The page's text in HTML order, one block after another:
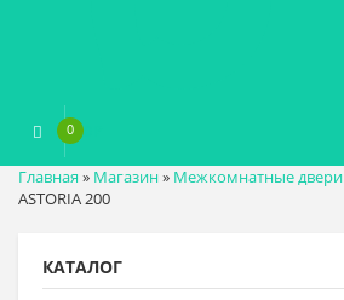
0
Главная » Магазин» Межкомнатные двери
ASTORIA 200
КАТАЛОГ